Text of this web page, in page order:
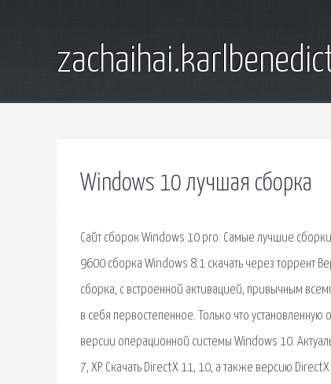
Windows 10 лучшая сборка
Сайт сборок Windows 10 pro. Самые лучшие
9600 сборка Windows 8.1 скачать через торрент
сборка, с встроенной активацией, привычным
в себя первостепенное. Только что
версии операционной системы Windows 10.
7, XP. Скачать DirectX 11, 10, а также версию